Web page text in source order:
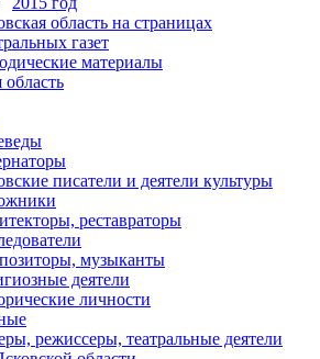
область на страницах
газет
материалы
область
писатели и деятели культуры
реставраторы
музыканты
деятели
личности
режиссеры, театральные деятели